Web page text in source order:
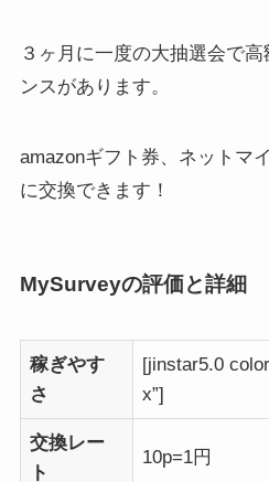
３ヶ月に一度の大抽選会で
ンスがあります。
amazonギフト券、ネットマ
に交換できます！
MySurveyの評価と詳細
稼ぎやす
さ
[jinstar5.0
x”]
交換レー
ト
10p=1円